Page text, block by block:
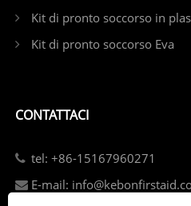
Kit di pronto soccorso in
Kit di pronto soccorso Eva
CONTATTACI
tel: +86-15167960271
E-mail: